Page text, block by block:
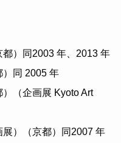
）同2003 年、2013 年
）同 2005 年
（企画展 Kyoto Art
）（京都）同2007 年